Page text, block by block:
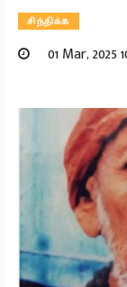
சிந்திக்க
01 Mar, 2025